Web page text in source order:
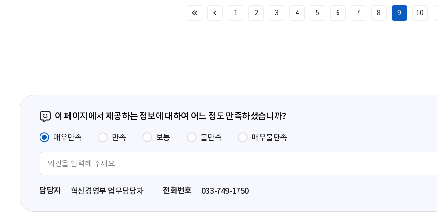
처
이
1 2 3 4 5 6 7 8 9 10
이 페이지에서 제공하는 정보에 대하여 어느 정도 만족하셨습니까?
매우만족 만족 보통 불만족 매우불만족
력
담당자 혁신경영부 업무담당자 전화번호 033-749-1750